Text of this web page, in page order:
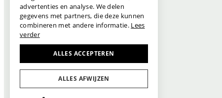
advertenties en analyse. We delen
gegevens met partners, die deze kunnen
combineren met andere informatie. Lees
verder
ALLES ACCEPTEREN
ALLES AFWIJZEN